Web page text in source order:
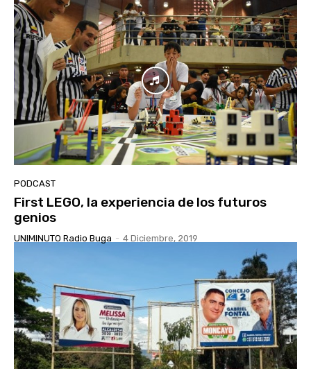
PODCAST
First LEGO, la experiencia de los futuros
genios
UNIMINUTO Radio Buga - 4 Diciembre, 2019